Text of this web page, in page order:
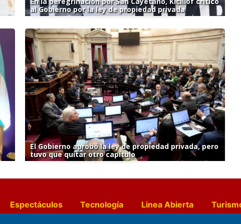
al Gobierno por la ley de propiedad privada
El Gobierno aprobó la ley de propiedad privada, pero
tuvo que quitar otro capítulo
Espectáculos Tecnología Linea Abierta